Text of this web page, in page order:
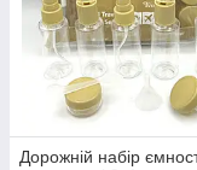
Дорожній набір